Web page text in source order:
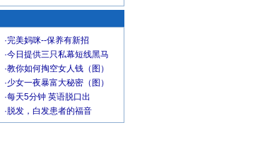
·完美妈咪--保养有新招
·今日提供三只私幕短线黑马
·教你如何掏空女人钱（图）
·少女一夜暴富大秘密（图）
·每天5分钟 英语脱口出
· 脱发，白发患者的福音